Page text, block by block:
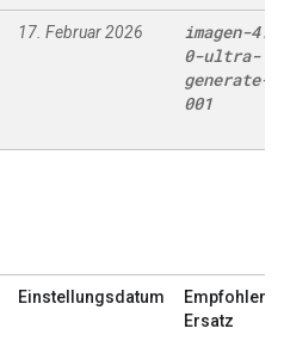
17. Februar 2026 imagen-4.
0-ultra-
generate-
001
Einstellungsdatum
Empfohlener
Ersatz